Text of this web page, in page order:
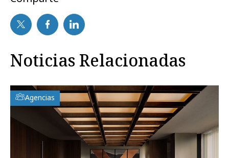
Noticias Relacionadas
Agencias